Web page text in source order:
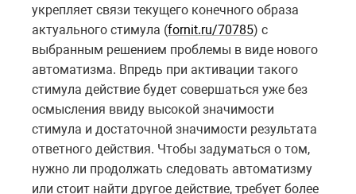
укрепляет связи текущего конечного образа
актуального стимула (fornit.ru/70785) с
выбранным решением проблемы в виде нового
автоматизма. Впредь при активации такого
стимула действие будет совершаться уже без
осмысления ввиду высокой значимости
стимула и достаточной значимости результата
ответного действия. Чтобы задуматься о том,
нужно ли продолжать следовать автоматизму
или стоит найти другое действие, требует более